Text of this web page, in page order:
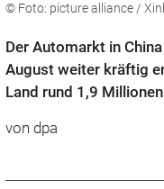
© Foto: picture alliance /
Der Automarkt in
August weiter kräftig
Land rund 1,9
von dpa